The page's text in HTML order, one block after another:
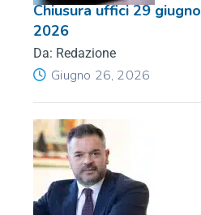
Chiusura uffici 29 giugno
2026
Da: Redazione
Giugno 26, 2026